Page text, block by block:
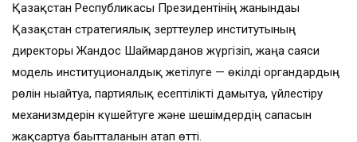
Қазақстан Республикасы Президентінің жанындағы
Қазақстан стратегиялық зерттеулер институтының
директоры Жандос Шаймарданов жүргізіп, жаңа саяси
модель институционалдық жетілуге ​​— өкілді органдардың
рөлін нығайтуға, партиялық есептілікті дамытуға, үйлестіру
механизмдерін күшейтуге және шешімдердің сапасын
жақсартуға бағытталғанын атап өтті.